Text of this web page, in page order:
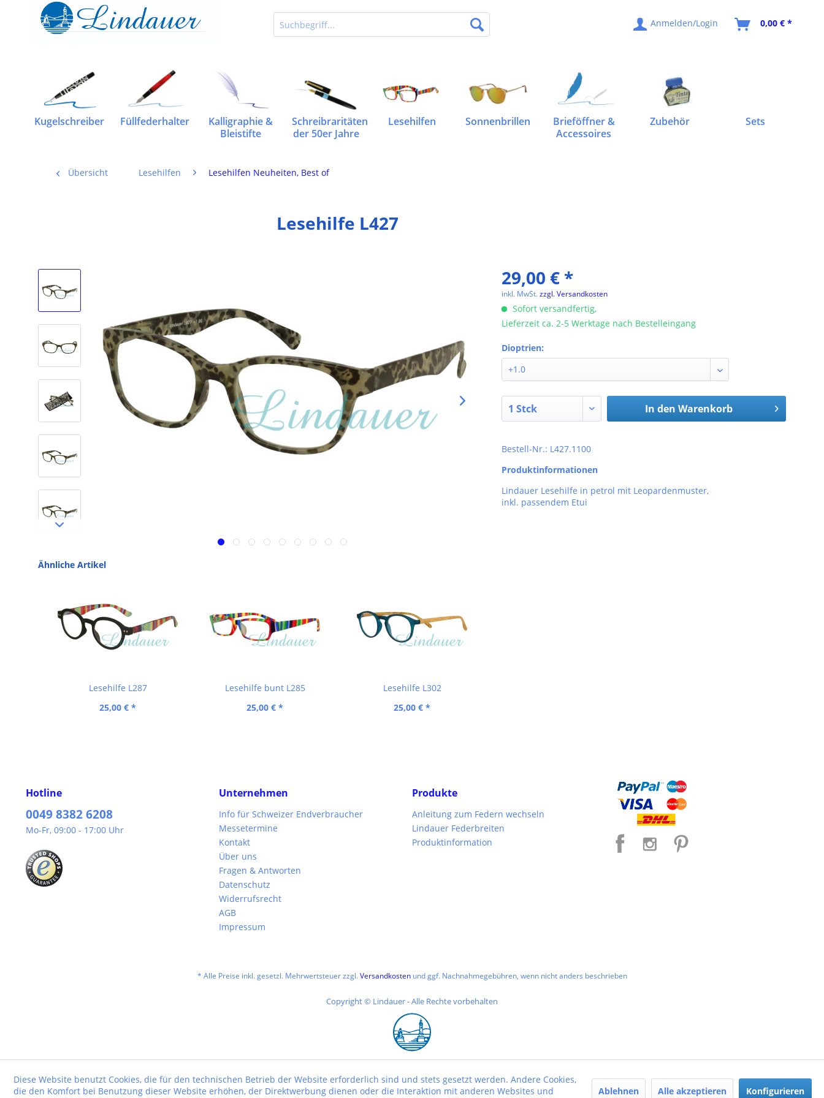
Anmelden/Login 0,00 € *
Kugelschreiber Füllfederhalter
Kalligraphie &
Bleistifte
Schreibraritäten
der 50er Jahre
Lesehilfen Sonnenbrillen
Brieföffner &
Accessoires
Zubehör Sets
Übersicht Lesehilfen Lesehilfen Neuheiten, Best of
Lesehilfe L427
29,00 € *
inkl. MwSt.zzgl. Versandkosten
Sofort versandfertig,
Lieferzeit ca. 2-5 Werktage nach Bestelleingang
Dioptrien:
In den Warenkorb
Bestell-Nr.: L427.1100
Produktinformationen
Lindauer Lesehilfe in petrol mit Leopardenmuster,
inkl. passendem Etui
Ähnliche Artikel
Lesehilfe L287
25,00 € *
Lesehilfe bunt L285
25,00 € *
Lesehilfe L302
25,00 € *
Hotline
0049 8382 6208
Mo-Fr, 09:00 - 17:00 Uhr
Unternehmen
Info für Schweizer Endverbraucher
Messetermine
Kontakt
Über uns
Fragen & Antworten
Datenschutz
Widerrufsrecht
AGB
Impressum
Produkte
Anleitung zum Federn wechseln
Lindauer Federbreiten
Produktinformation
* Alle Preise inkl. gesetzl. Mehrwertsteuer zzgl.Versandkostenund ggf. Nachnahmegebühren, wenn nicht anders beschrieben
Copyright © Lindauer - Alle Rechte vorbehalten
Diese Website benutzt Cookies, die für den technischen Betrieb der Website erforderlich sind und stets gesetzt werden. Andere Cookies,
die den Komfort bei Benutzung dieser Website erhöhen, der Direktwerbung dienen oder die Interaktion mit anderen Websites und
Ablehnen Alle akzeptieren Konfigurieren